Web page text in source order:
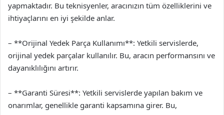
yapmaktadır. Bu teknisyenler, aracınızın tüm özelliklerini ve
ihtiyaçlarını en iyi şekilde anlar.
– **Orijinal Yedek Parça Kullanımı**: Yetkili servislerde,
orijinal yedek parçalar kullanılır. Bu, aracın performansını ve
dayanıklılığını artırır.
– **Garanti Süresi**: Yetkili servislerde yapılan bakım ve
onarımlar, genellikle garanti kapsamına girer. Bu,